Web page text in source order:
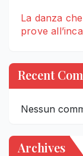
La danza
prove
Recent
Nessun
Archives